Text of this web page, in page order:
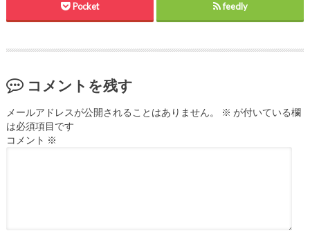
Pocket feedly
コメントを残す
メールアドレスが公開されることはありません。 ※ が付いている欄
は必須項目です
コメント ※